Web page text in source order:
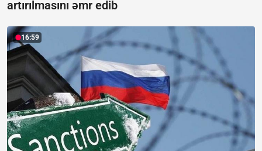
artırılmasını əmr edib
16:59